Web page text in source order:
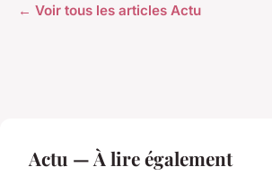
← Voir tous les articles Actu
Actu — À lire également